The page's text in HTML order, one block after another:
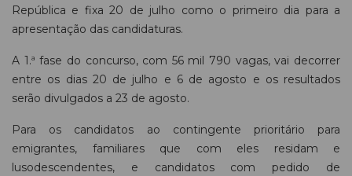
República e fixa 20 de julho como o primeiro dia para a
apresentação das candidaturas.
A 1.ª fase do concurso, com 56 mil 790 vagas, vai decorrer
entre os dias 20 de julho e 6 de agosto e os resultados
serão divulgados a 23 de agosto.
Para os candidatos ao contingente prioritário para
emigrantes, familiares que com eles residam e
lusodescendentes, e candidatos com pedido de